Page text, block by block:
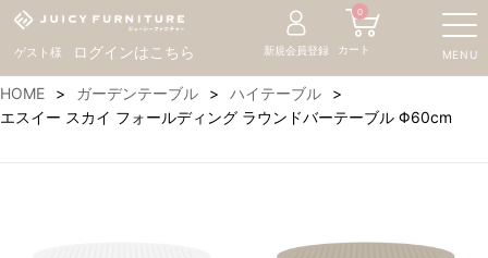
ゲスト様 ログインはこちら MENU
新規会員登録 カート
0
HOME ガーデンテーブル
ハイテーブル
エスイー スカイ フォールディング ラウンドバーテーブル Φ60cm